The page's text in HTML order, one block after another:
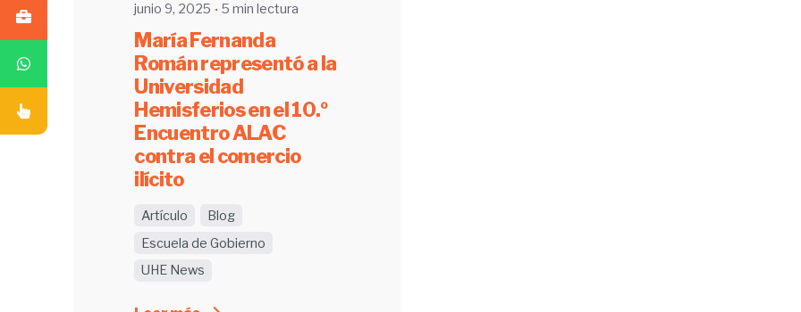
junio 9, 2025 5 min lectura
María Fernanda
Román representó a la
Universidad
Hemisferios en el 10.º
Encuentro ALAC
contra el comercio
ilícito
Artículo
Blog
Escuela de Gobierno
UHE News